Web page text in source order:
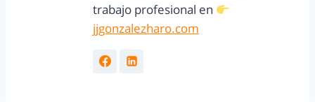
trabajo profesional en
jjgonzalezharo.com